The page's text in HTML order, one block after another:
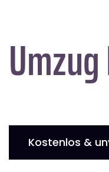
Kostenlos &